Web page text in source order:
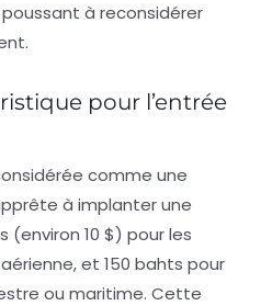
à reconsidérer
pour l’entrée
comme une
à implanter une
(environ 10 $) pour les
et 150 bahts pour
ou maritime. Cette